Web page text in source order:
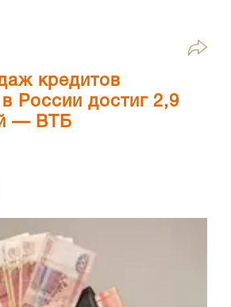
кредитов
России достиг 2,9
— ВТБ